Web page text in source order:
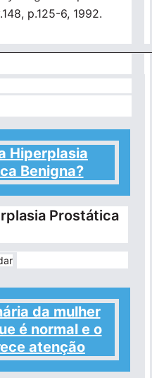
p.125-6, 1992.
Hiperplasia
Benigna?
Prostática
da mulher
é normal e o
atenção